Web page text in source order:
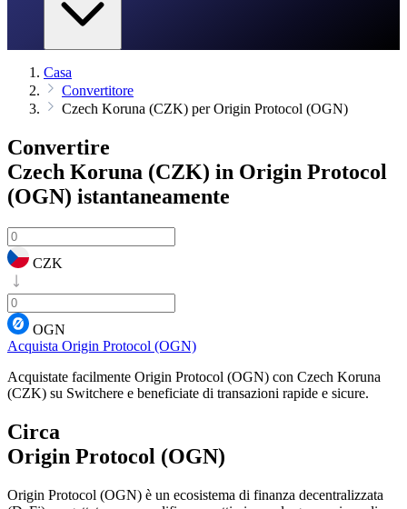
Casa
Convertitore
Czech Koruna (CZK) per Origin Protocol (OGN)
Convertire
Czech Koruna (CZK) in Origin Protocol
(OGN) istantaneamente
CZK
OGN
Acquista Origin Protocol (OGN)
Acquistate facilmente Origin Protocol (OGN) con Czech Koruna
(CZK) su Switchere e beneficiate di transazioni rapide e sicure.
Circa
Origin Protocol (OGN)
Origin Protocol (OGN) è un ecosistema di finanza decentralizzata